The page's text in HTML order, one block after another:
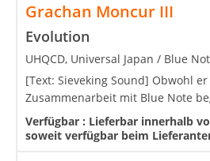
Grachan Moncur III
Evolution
UHQCD, Universal Japan / Blue
[Text: Sieveking Sound] Obwohl
Zusammenarbeit mit Blue Note
Verfügbar : Lieferbar innerhalb
soweit verfügbar beim